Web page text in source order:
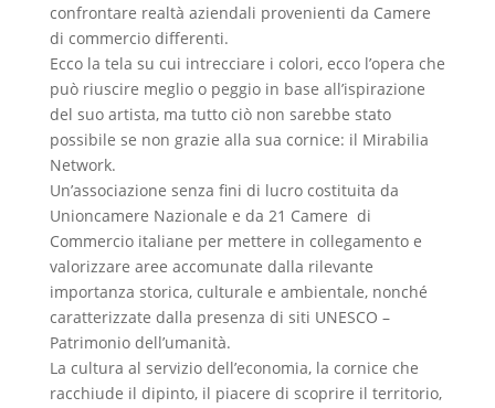
confrontare realtà aziendali provenienti da Camere
di commercio differenti.
Ecco la tela su cui intrecciare i colori, ecco l’opera che
può riuscire meglio o peggio in base all’ispirazione
del suo artista, ma tutto ciò non sarebbe stato
possibile se non grazie alla sua cornice: il Mirabilia
Network.
Un’associazione senza fini di lucro costituita da
Unioncamere Nazionale e da 21 Camere di
Commercio italiane per mettere in collegamento e
valorizzare aree accomunate dalla rilevante
importanza storica, culturale e ambientale, nonché
caratterizzate dalla presenza di siti UNESCO –
Patrimonio dell’umanità.
La cultura al servizio dell’economia, la cornice che
racchiude il dipinto, il piacere di scoprire il territorio,